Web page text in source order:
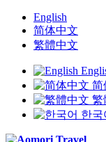
English
简体中文
繁體中文
简
繁
한국